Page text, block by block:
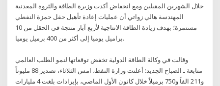
خلال الشهرين المقبلين ومع انخفاض أكدت وزيرة الطاقة والثروة المعدنية
المهندسة هالي زواتي أن عمليات إعادة تأهيل حقل حمزة النفطي
مستمرة؛ بهدف زيادة الطاقة الانتاجية لأربع آبار منتجة في الحقل من 10
براميل يوميا إلى أكثر من 400 برميل يوميا.
وقالت في وكالة الطاقة الدولية تخفض توقعاتها لنمو الطلب العالمي
متابعة ـ الصباح الجديد: أعلنت وزارة النفط، امس الثلاثاء، تصدير 88 مليوناً
و211 الفاً و750 برميلاً خلال كانون الأول الماضي، بإيرادات بلغت 4 مليارات